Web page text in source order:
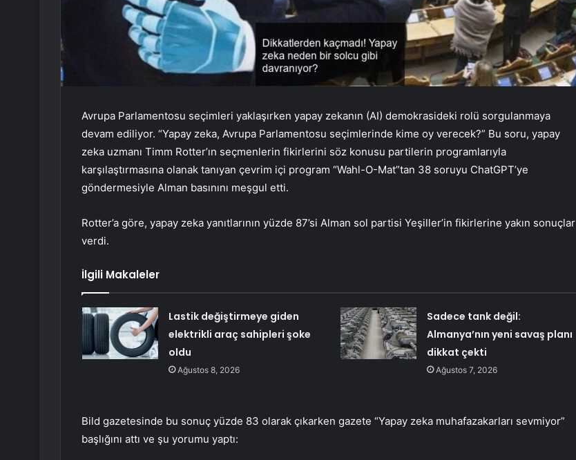
Avrupa Parlamentosu seçimleri yaklaşırken yapay zekanın (AI) demokrasideki rolü sorgulanmaya
devam ediliyor. “Yapay zeka, Avrupa Parlamentosu seçimlerinde kime oy verecek?” Bu soru, yapay
zeka uzmanı Timm Rotter’ın seçmenlerin fikirlerini söz konusu partilerin programlarıyla
karşılaştırmasına olanak tanıyan çevrim içi program “Wahl-O-Mat”tan 38 soruyu ChatGPT’ye
göndermesiyle Alman basınını meşgul etti.
Rotter’a göre, yapay zeka yanıtlarının yüzde 87’si Alman sol partisi Yeşiller’in fikirlerine yakın sonuçlar
verdi.
İlgili Makaleler
Lastik değiştirmeye giden
elektrikli araç sahipleri şoke
oldu
Ağustos 8, 2026
Sadece tank değil:
Almanya’nın yeni savaş planı
dikkat çekti
Ağustos 7, 2026
Bild gazetesinde bu sonuç yüzde 83 olarak çıkarken gazete “Yapay zeka muhafazakarları sevmiyor”
başlığını attı ve şu yorumu yaptı: